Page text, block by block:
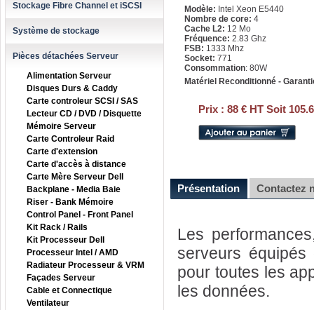
Stockage Fibre Channel et iSCSI
Système de stockage
Pièces détachées Serveur
Alimentation Serveur
Disques Durs & Caddy
Carte controleur SCSI / SAS
Lecteur CD / DVD / Disquette
Mémoire Serveur
Carte Controleur Raid
Carte d'extension
Carte d'accès à distance
Carte Mère Serveur Dell
Backplane - Media Baie
Riser - Bank Mémoire
Control Panel - Front Panel
Kit Rack / Rails
Kit Processeur Dell
Processeur Intel / AMD
Radiateur Processeur & VRM
Façades Serveur
Cable et Connectique
Ventilateur
Modèle: Intel Xeon E5440
Nombre de core: 4
Cache L2: 12 Mo
Fréquence: 2.83 Ghz
FSB: 1333 Mhz
Socket: 771
Consommation: 80W
Matériel Reconditionné -
Prix : 88 € HT Soit
Présentation Contactez
Les
serveurs
pour toutes les
les données.